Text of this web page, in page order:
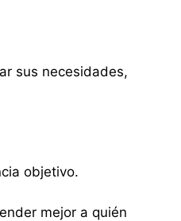
sus necesidades,
objetivo.
mejor a quién